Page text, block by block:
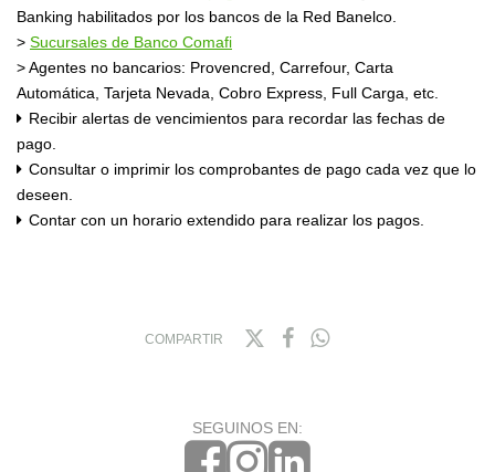
Banking habilitados por los bancos de la Red Banelco.
> Sucursales de Banco Comafi
> Agentes no bancarios: Provencred, Carrefour, Carta
Automática, Tarjeta Nevada, Cobro Express, Full Carga, etc.
Recibir alertas de vencimientos para recordar las fechas de
pago.
Consultar o imprimir los comprobantes de pago cada vez que lo
deseen.
Contar con un horario extendido para realizar los pagos.
COMPARTIR
SEGUINOS EN: